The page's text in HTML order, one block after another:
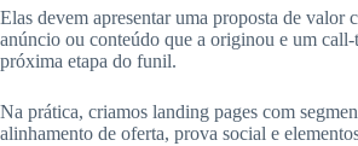
Elas devem apresentar uma proposta de valor
anúncio ou conteúdo que a originou e um
próxima etapa do funil.
Na prática, criamos landing pages com
alinhamento de oferta, prova social e